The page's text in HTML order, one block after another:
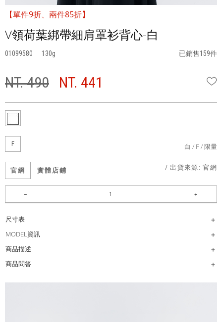
【單件9折、兩件85折】
V領荷葉綁帶細肩罩衫背心-白
01099580 130 已銷售159件
NT. 490 NT. 441
F 白 F 限量
官網 實體店鋪 / 出貨來源:官網
尺寸表
MODEL資訊
商品描述
商品問答